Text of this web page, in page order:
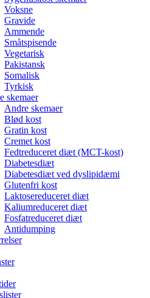
Voksne
Gravide
Ammende
Småtspisende
Vegetarisk
Pakistansk
Somalisk
Tyrkisk
skemaer
Andre skemaer
Blød kost
Gratin kost
Cremet kost
Fedtreduceret diæt (MCT-kost)
Diabetesdiæt
Diabetesdiæt ved dyslipidæmi
Glutenfri kost
Laktosereduceret diæt
Kaliumreduceret diæt
Fosfatreduceret diæt
Antidumping